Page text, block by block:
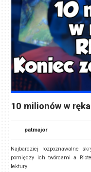
10 milionów w
patmajor
Najbardziej rozpoznawalne
pomiędzy ich twórcami a
lektury!